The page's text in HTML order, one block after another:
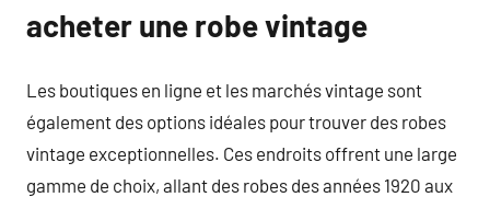
acheter une robe vintage
Les boutiques en ligne et les marchés vintage sont
également des options idéales pour trouver des robes
vintage exceptionnelles. Ces endroits offrent une large
gamme de choix, allant des robes des années 1920 aux